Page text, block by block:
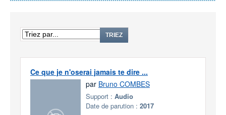
TRIEZ
Ce que je n'oserai jamais te dire ...
par Bruno COMBES
Support : Audio
Date de parution : 2017